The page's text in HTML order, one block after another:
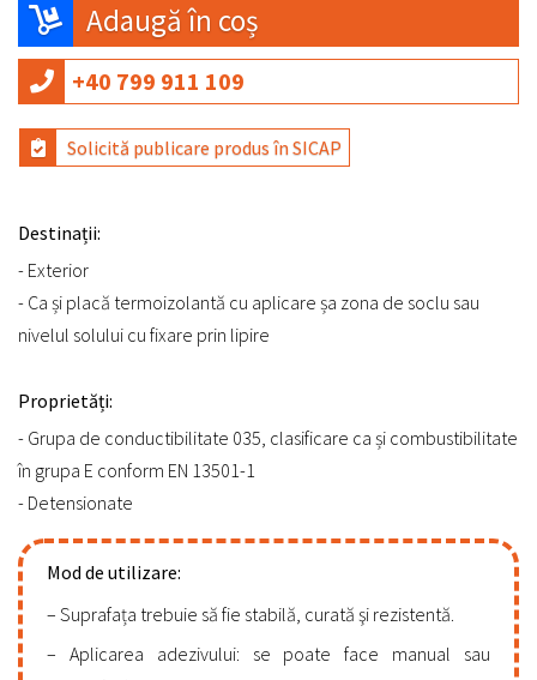
Adaugă în coș
+40 799 911 109
Solicită publicare produs în SICAP
Destinații:
- Exterior
- Ca și placă termoizolantă cu aplicare șa zona de soclu sau
nivelul solului cu fixare prin lipire
Proprietăți:
- Grupa de conductibilitate 035, clasificare ca și combustibilitate
în grupa E conform EN 13501-1
- Detensionate
Mod de utilizare:
Suprafața trebuie să fie stabilă, curată şi rezistentă.
Aplicarea adezivului: se poate face manual sau